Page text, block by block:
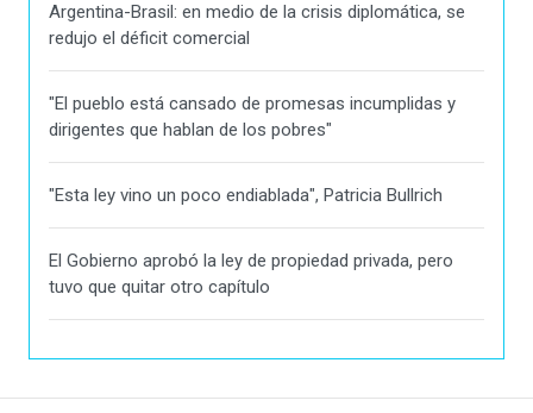
Argentina-Brasil: en medio de la crisis diplomática, se
redujo el déficit comercial
"El pueblo está cansado de promesas incumplidas y
dirigentes que hablan de los pobres"
"Esta ley vino un poco endiablada", Patricia Bullrich
El Gobierno aprobó la ley de propiedad privada, pero
tuvo que quitar otro capítulo